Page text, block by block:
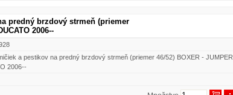
predný brzdový strmeň (priemer
2006--
a pestikov na predný brzdový strmeň (priemer 46/52) BOXER - JUMPER
2006--